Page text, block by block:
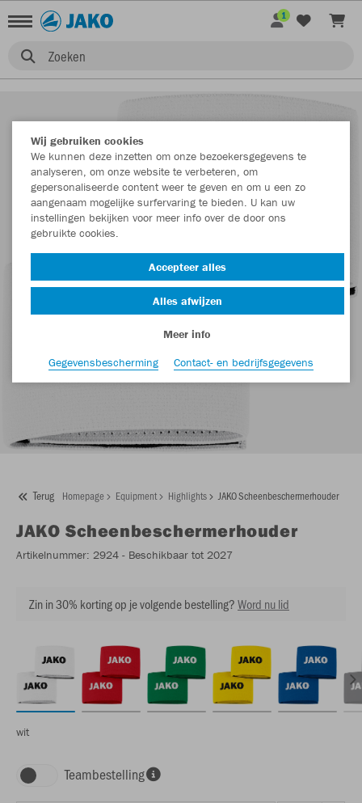
Zoeken
1
Terug Homepage Equipment Highlights JAKO Scheenbeschermerhouder
JAKO Scheenbeschermerhouder
Artikelnummer: 2924 - Beschikbaar tot 2027
Zin in 30% korting op je volgende bestelling?Word nu lid
wit
Teambestelling
Wij gebruiken cookies
We kunnen deze inzetten om onze bezoekersgegevens te
analyseren, om onze website te verbeteren, om
gepersonaliseerde content weer te geven en om u een zo
aangenaam mogelijke surfervaring te bieden. U kan uw
instellingen bekijken voor meer info over de door ons
gebruikte cookies.
Accepteer alles
Alles afwijzen
Meer info
Gegevensbescherming
Contact- en bedrijfsgegevens